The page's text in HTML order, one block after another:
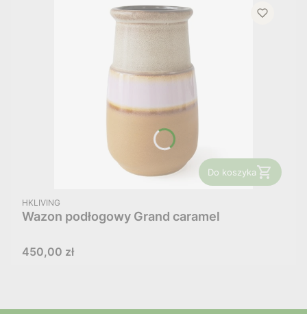
Do koszyka
PRODUCENT
HKLIVING
Wazon podłogowy Grand caramel
Cena
450,00 zł